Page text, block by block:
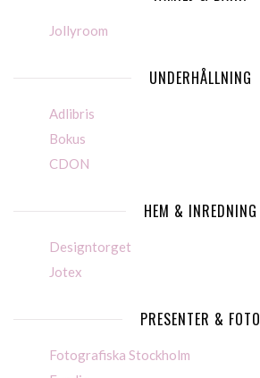
Jollyroom
UNDERHÅLLNING
Adlibris
Bokus
CDON
HEM & INREDNING
Designtorget
Jotex
PRESENTER & FOTO
Fotografiska Stockholm